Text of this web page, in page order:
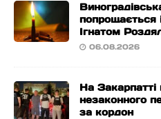
попрощається
Ігнатом
06.08.2026
На
незаконного
за кордон